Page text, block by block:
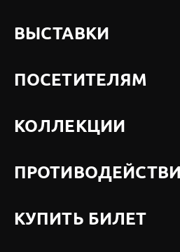
ВЫСТАВКИ
ПОСЕТИТЕЛЯМ
КОЛЛЕКЦИИ
КУПИТЬ БИЛЕТ